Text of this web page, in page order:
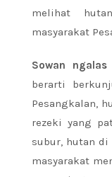
melihat
masyarakat
Sowan ngalas
berarti
Pesangkalan,
rezeki yang
subur, hutan
masyarakat